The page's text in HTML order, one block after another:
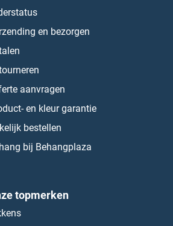
en bezorgen
aanvragen
en kleur garantie
bestellen
bij Behangplaza
topmerken